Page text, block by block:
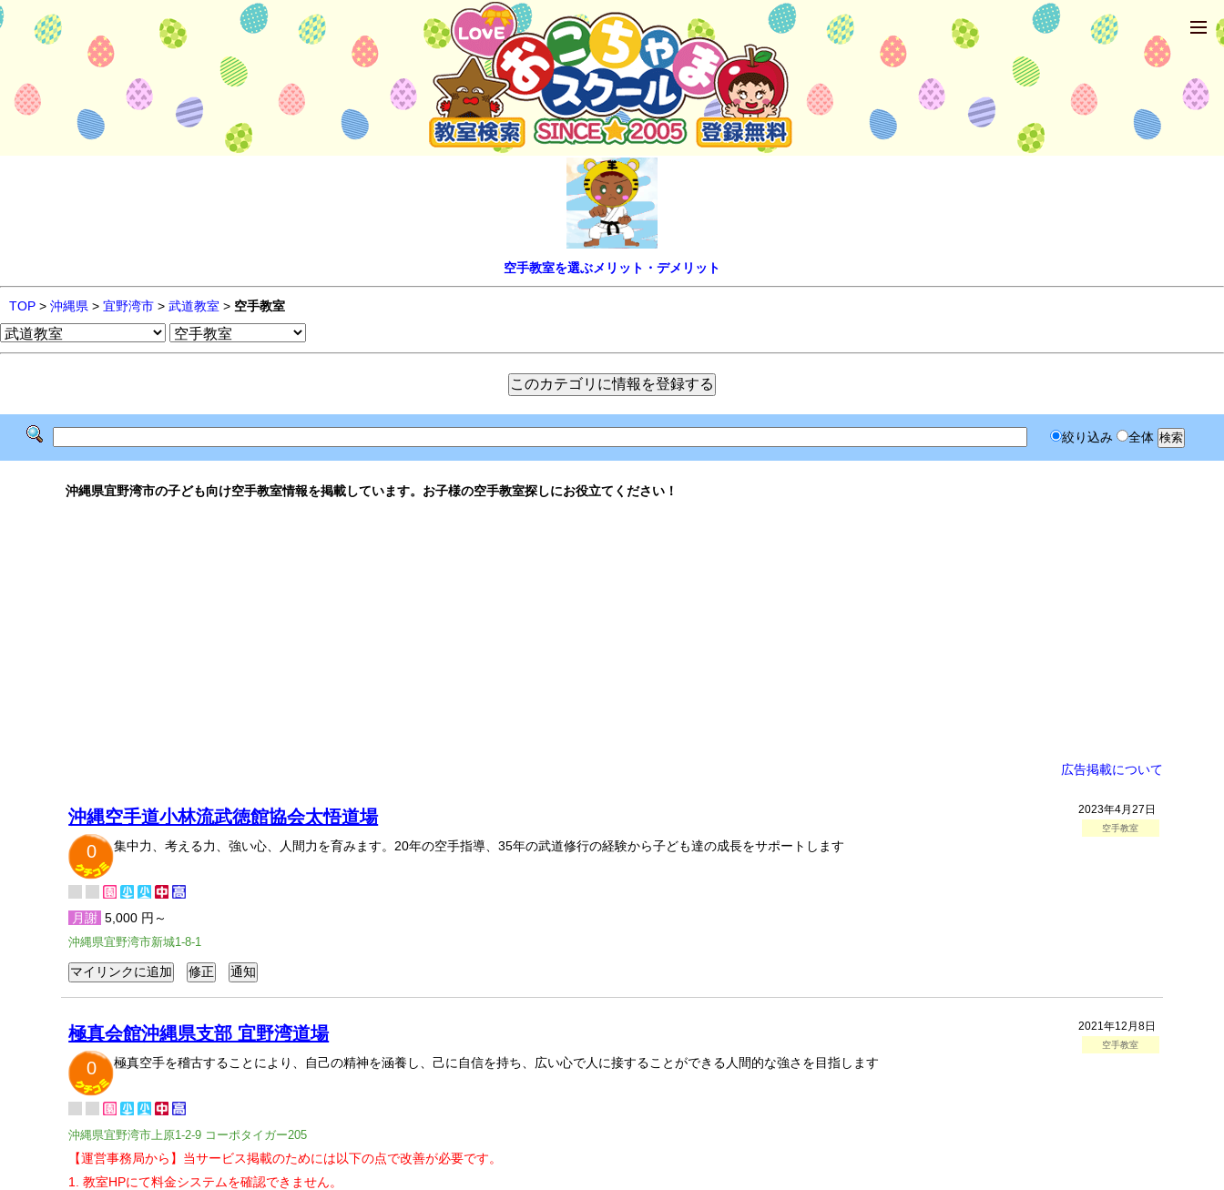
空手教室を選ぶメリット・デメリット
TOP > 沖縄県 > 宜野湾市 > 武道教室 > 空手教室
絞り込み 全体
沖縄県宜野湾市の子ども向け空手教室情報を掲載しています。お子様の空手教室探しにお役立てください！
広告掲載について
2023年4月27日
空手教室
沖縄空手道小林流武徳館協会太悟道場
0
集中力、考える力、強い心、人間力を育みます。20年の空手指導、35年の武道修行の経験から子ども達の成長をサポートします
月謝 5,000 円～
沖縄県宜野湾市新城1-8-1
2021年12月8日
空手教室
極真会館沖縄県支部 宜野湾道場
0
極真空手を稽古することにより、自己の精神を涵養し、己に自信を持ち、広い心で人に接することができる人間的な強さを目指します
沖縄県宜野湾市上原1-2-9 コーポタイガー205
【運営事務局から】当サービス掲載のためには以下の点で改善が必要です。
1. 教室HPにて料金システムを確認できません。